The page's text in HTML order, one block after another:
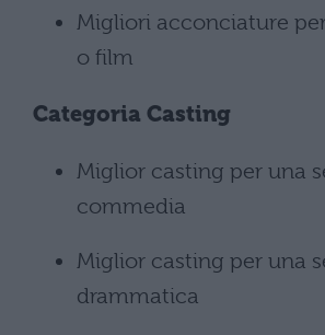
Migliori acconciature
o film
Categoria Casting
Miglior casting per una
commedia
Miglior casting per una
drammatica